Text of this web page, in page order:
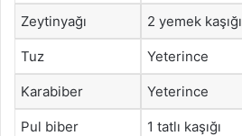
Zeytinyağı 2 yemek kaşığı
Tuz Yeterince
Karabiber Yeterince
Pul biber 1 tatlı kaşığı